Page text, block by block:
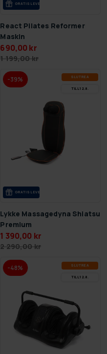
GRA­TIS LE­VE­RANS
React Pilates Reformer
Maskin
690,00 kr
1 199,00 kr
-39% SLUT­REA
TILL 12.8.
GRA­TIS LE­VE­RANS
Lykke Massagedyna Shiatsu
Premium
1 390,00 kr
2 290,00 kr
-48% SLUT­REA
TILL 12.8.